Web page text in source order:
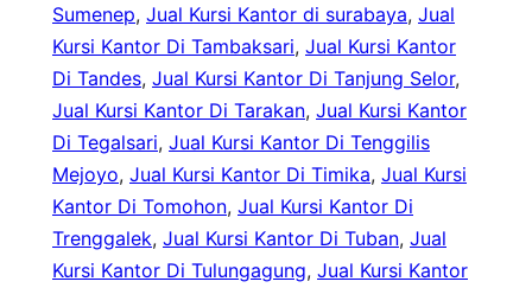
Sumenep, Jual Kursi Kantor di surabaya, Jual
Kursi Kantor Di Tambaksari, Jual Kursi Kantor
Di Tandes, Jual Kursi Kantor Di Tanjung Selor
Jual Kursi Kantor Di Tarakan, Jual Kursi Kantor
Di Tegalsari, Jual Kursi Kantor Di Tenggilis
Mejoyo, Jual Kursi Kantor Di Timika, Jual Kursi
Kantor Di Tomohon, Jual Kursi Kantor Di
Trenggalek, Jual Kursi Kantor Di Tuban, Jual
Kursi Kantor Di Tulungagung, Jual Kursi Kantor